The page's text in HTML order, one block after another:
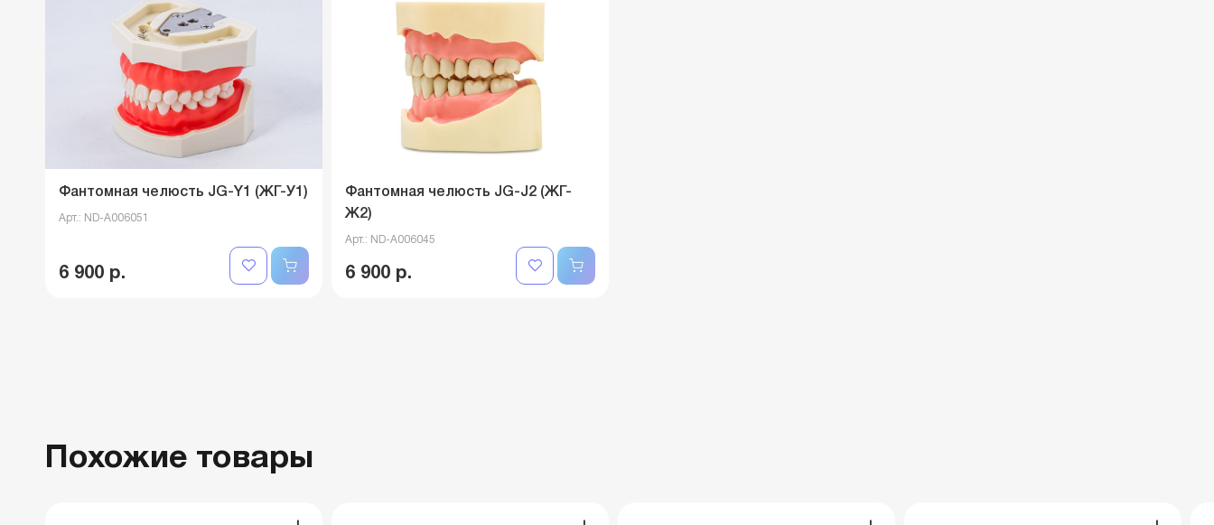
Фантомная челюсть JG-Y1 (ЖГ-У1)
Арт.: ND-A006051
6 900 р.
Фантомная челюсть JG-J2 (ЖГ-
Ж2)
Арт.: ND-A006045
6 900 р.
Похожие товары